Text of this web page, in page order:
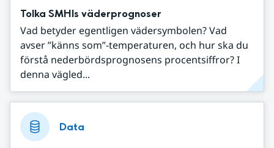
Tolka SMHIs väderprognoser
Vad betyder egentligen vädersymbolen? Vad
avser ”känns som”-temperaturen, och hur ska du
förstå nederbördsprognosens procentsiffror? I
denna vägled...
Data